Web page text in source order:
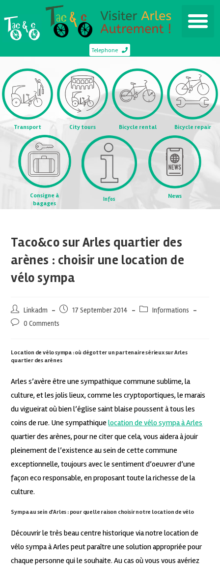
Telephone
Transport City tours Bicycle rental Bicycle repair
Consigne à
bagages
Infos News
Taco&co sur Arles quartier des
arènes : choisir une location de
vélo sympa
Linkadm 17 September 2014
Informations
0 Comments
Location de vélo sympa : où dégotter un partenaire sérieux sur Arles
quartier des arènes
Arles s’avère être une sympathique commune sublime, la
culture, et les jolis lieux, comme les cryptoportiques, le marais
du vigueirat où bien l’église saint blaise poussent à tous les
coins de rue. Une sympathiquelocation de vélo sympa à Arles
quartier des arènes, pour ne citer que cela, vous aidera à jouir
pleinement de l’existence au sein de cette commune
exceptionnelle, toujours avec le sentiment d’oeuvrer d’une
façon eco responsable, en proposant toute la richesse de la
culture.
Sympa au sein d’Arles : pour quelle raison choisir notre location de vélo
Découvrir le très beau centre historique via notre location de
vélo sympa à Arles peut paraître une solution appropriée pour
chaque personne qui le souhaite. Au cas où vous vous avériez